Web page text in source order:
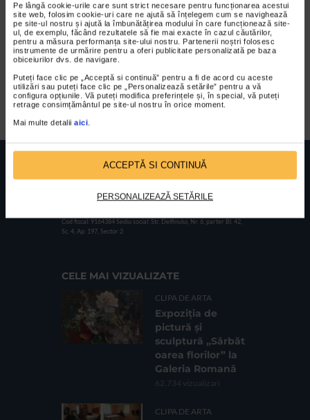
Pe lângă cookie-urile care sunt strict necesare pentru funcționarea acestui
site web, folosim cookie-uri care ne ajută să înțelegem cum se navighează
pe site-ul nostru și ajută la îmbunătățirea modului în care funcționează site-
ul, de exemplu, făcând rezultatele să fie mai exacte în cazul căutărilor,
pentru a măsura performanța site-ului nostru. Partenerii noștri folosesc
instrumente de urmărire pentru a oferi publicitate personalizată pe baza
obiceiurilor dvs. de navigare.
Puteți face clic pe „Acceptă si continuă” pentru a fi de acord cu aceste
utilizări sau puteți face clic pe „Personalizează setările” pentru a vă
configura opțiunile. Vă puteți modifica preferințele și, în special, vă puteți
retrage consimțământul pe site-ul nostru în orice moment.
Mai multe detalii aici
ACCEPTĂ SI CONTINUĂ
PERSONALIZEAZĂ SETĂRILE
Expozitia Familia – Silvia
Radu
Cod fiscal: 9164384 Sediu social: Str. Delfinului, Nr. 6, parter Bl. 42,
Sc. 4, Ap. 197, Sector 2
CELE MAI VIZUALIZATE
CLIPA DE ARTA
Expoziția de
pictură și
sculptură „Sărbăt
oarea florilor” la
Galeria Romană
62.734 vizualizari
CLIPA DE ARTA